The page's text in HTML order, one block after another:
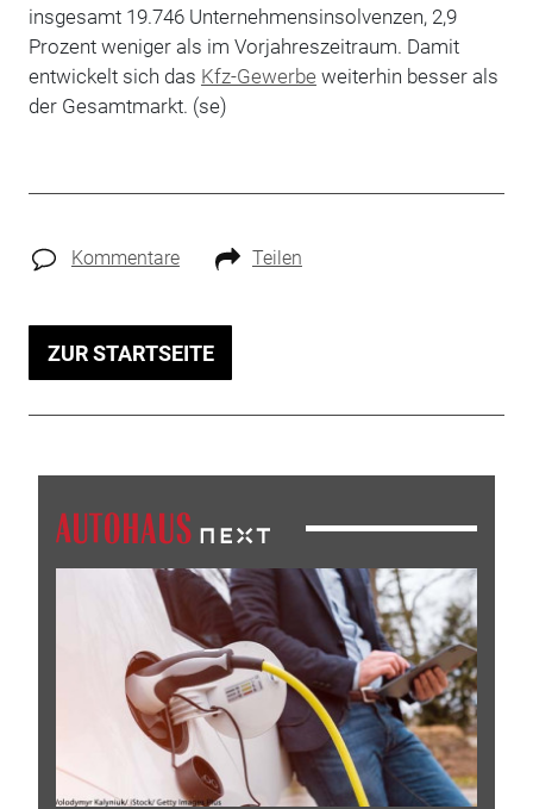
insgesamt 19.746 Unternehmensinsolvenzen, 2,9
Prozent weniger als im Vorjahreszeitraum. Damit
entwickelt sich das Kfz-Gewerbe weiterhin besser als
der Gesamtmarkt. (se)
Kommentare Teilen
ZUR STARTSEITE